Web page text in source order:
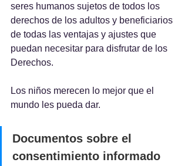
seres humanos sujetos de todos los
derechos de los adultos y beneficiarios
de todas las ventajas y ajustes que
puedan necesitar para disfrutar de los
Derechos.
Los niños merecen lo mejor que el
mundo les pueda dar.
Documentos sobre el
consentimiento informado